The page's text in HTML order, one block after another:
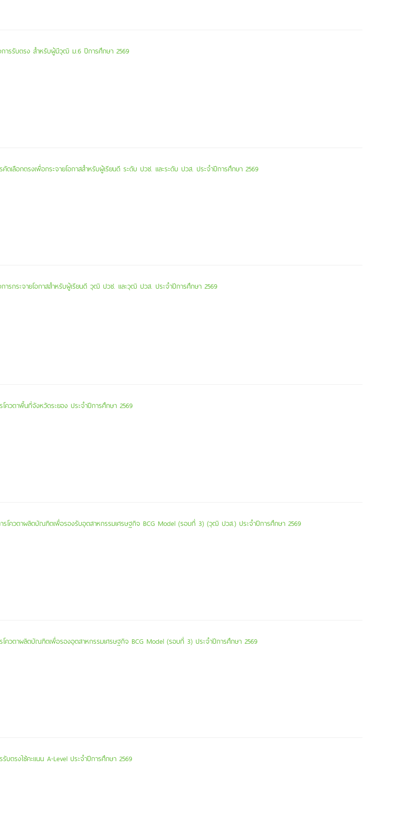
ารรับตรง สำหรับผู้มีวุฒิ ม.6 ปีการศึกษา 2569
ดเลือกตรงเพื่อกระจายโอกาสสำหรับผู้เรียนดี ระดับ ปวช. และระดับ ปวส. ประจำปีการศึกษา 2569
รกระจายโอกาสสำหรับผู้เรียนดี วุฒิ ปวช. และวุฒิ ปวส. ประจำปีการศึกษา 2569
โควตาพื้นที่จังหวัดระยอง ประจำปีการศึกษา 2569
ารโควตาผลิตบัณฑิตเพื่อรองรับอุตสาหกรรมเศรษฐกิจ BCG Model (รอบที่ 3) (วุฒิ ปวส.) ประจำปีการศึกษา 2569
โควตาผลิตบัณฑิตเพื่อรองอุตสาหกรรมเศรษฐกิจ BCG Model (รอบที่ 3) ประจำปีการศึกษา 2569
บตรงใช้คะแนน A-Level ประจำปีการศึกษา 2569